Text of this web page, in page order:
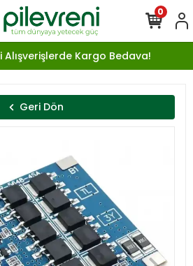
Alışverişlerde Kargo Bedava!
0
Geri Dön